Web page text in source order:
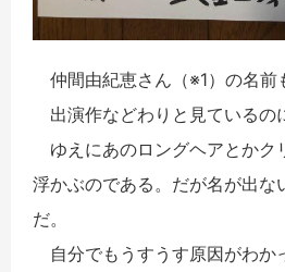
仲間由紀恵さん（※1）の名前
出演作などわりと見ているの
ゆえにあのロングヘアとかク
浮かぶのである。だが名が出な
だ。
自分でもうすうす原因がわか